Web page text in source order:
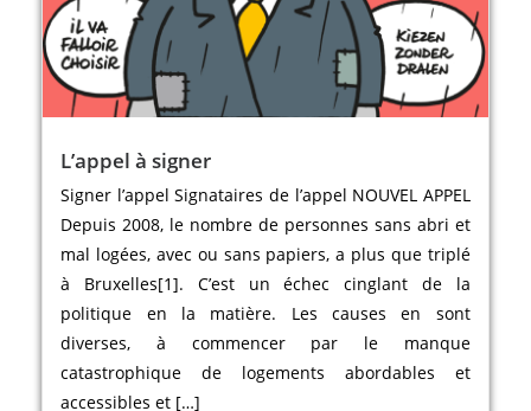
L’appel à signer
Signer l’appel Signataires de l’appel NOUVEL APPEL
Depuis 2008, le nombre de personnes sans abri et
mal logées, avec ou sans papiers, a plus que triplé
à Bruxelles[1]. C’est un échec cinglant de la
politique en la matière. Les causes en sont
diverses, à commencer par le manque
catastrophique de logements abordables et
accessibles et […]